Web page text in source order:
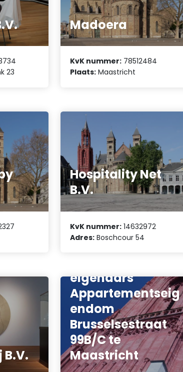
23
Madoera
KvK nummer: 78512484
Plaats: Maastricht
Hospitality Net
B.V.
KvK nummer: 14632972
Adres: Boschcour 54
eigenaars
Appartementseig
endom
Brusselsestraat
99B/C te
Maastricht